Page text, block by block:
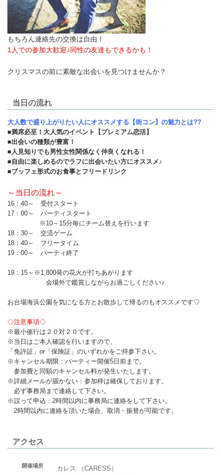
もちろん連絡先の交換は自由！
1人での参加大歓迎♪同性の友達もできるかも！
クリスマスの前に素敵な出会いを見つけませんか？
当日の流れ
大人数で盛り上がりたい人にオススメする【街コン】の魅力とは??
■満席必至！大人気のイベント【プレミアム恋活】
■出会いの種類が豊富！
■人見知りでも男性女性関係なく仲良くなれる！
■自由に楽しめるのでラフに出会いたい方にオススメ♪
■ブッフェ形式のお食事とフリードリンク
～当日の流れ～
16：40～ 受付スタート
17：00～ パーティスタート
※10～15分毎にチーム替えを行います
18：30～ 交流ゲーム
18：40～ フリータイム
19：00～ パーティ終了
19：15～※1,800発の花火が打ちあがります
会場外で鑑賞しながらお過ごしください♪
お台場海浜公園を気になる方とお散歩して帰るのもオススメです♡
◇注意事項◇
※最小催行は２０対２０です。
※当日はご本人確認を行いますので、
「免許証」or「保険証」のいずれかをご持参下さい。
※キャンセル期限：パーティー開催5日前まで。
参加費と同額のキャンセル料が発生いたします。
※詳細メールが届かない：参加枠は確保しております。
必ず事務局まで連絡して下さい。
※誤って申込：2時間以内に事務局に連絡をして下さい。
2時間以内に連絡を頂いた場合、取消・振替が可能です。
アクセス
開催場所
カレス （CARESS）